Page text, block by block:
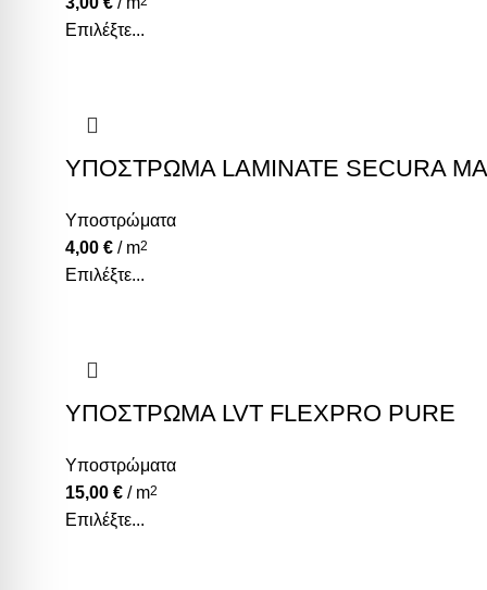
Επιλέξτε...
ΥΠΟΣΤΡΩΜΑ LAMINATE SECURA
Υποστρώματα
4,00 € / m2
Επιλέξτε...
ΥΠΟΣΤΡΩΜΑ LVT FLEXPRO PURE
Υποστρώματα
15,00 € / m2
Επιλέξτε...